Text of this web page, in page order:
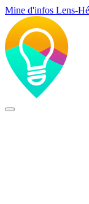
Mine d'infos Lens-